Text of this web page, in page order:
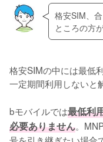
格安SIM、
ところの方
格安SIMの中には最低
一定期間利用しないと
bモバイルでは最低利
必要ありません。